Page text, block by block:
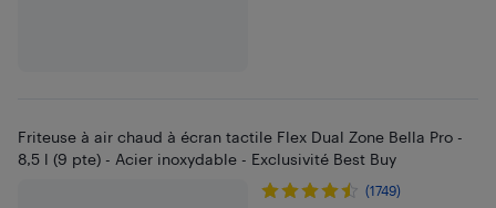
Friteuse à air chaud à écran tactile Flex Dual Zone Bella Pro -
8,5 l (9 pte) - Acier inoxydable - Exclusivité Best Buy
(1749)